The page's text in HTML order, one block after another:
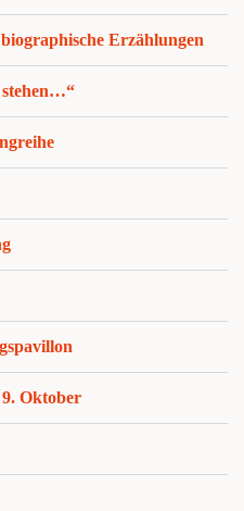
Erzählungen
Oktober